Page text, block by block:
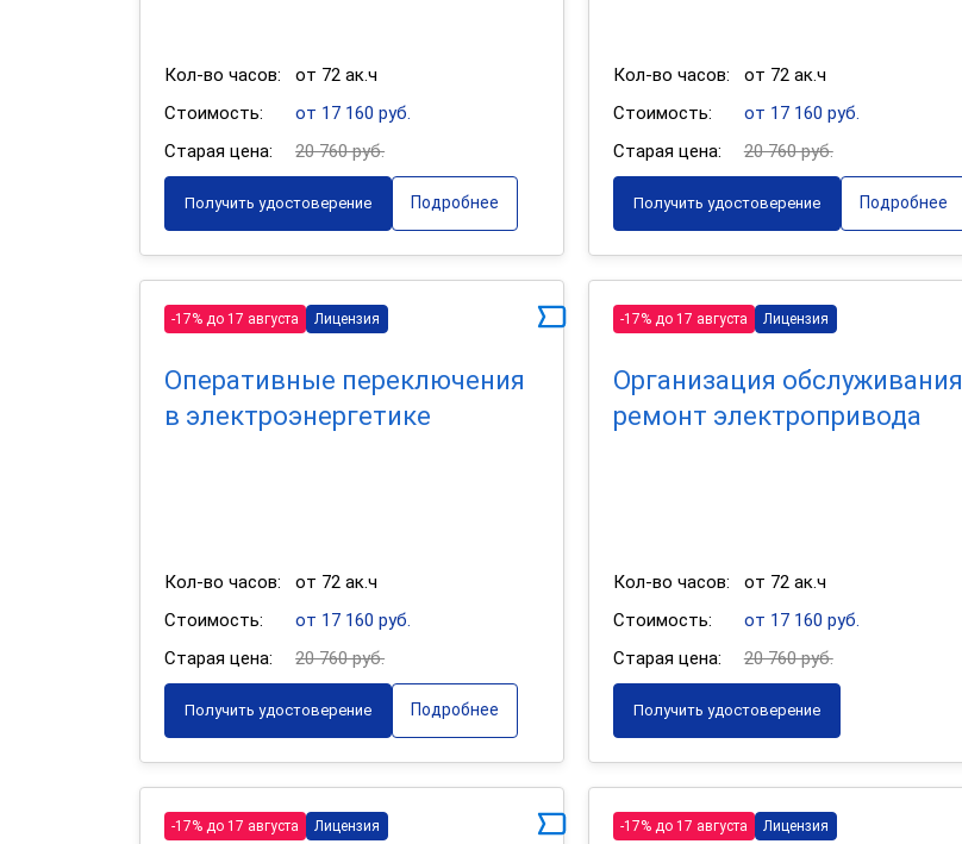
Кол-во часов:
от 72 ак.ч
Стоимость:
от 17 160 руб.
Старая цена:
20 760 руб.
Получить удостоверение Подробнее
Кол-во часов:
от 72 ак.ч
Стоимость:
от 17 160 руб.
Старая цена:
20 760 руб.
Получить удостоверение Подробнее
-17% до 17 августа Лицензия
Оперативные переключения
в электроэнергетике
Кол-во часов:
от 72 ак.ч
Стоимость:
от 17 160 руб.
Старая цена:
20 760 руб.
Получить удостоверение Подробнее
-17% до 17 августа Лицензия
Организация
ремонт электропривода
Кол-во часов:
от 72 ак.ч
Стоимость:
от 17 160 руб.
Старая цена:
20 760 руб.
Получить удостоверение
-17% до 17 августа Лицензия -17% до 17 августа Лицензия